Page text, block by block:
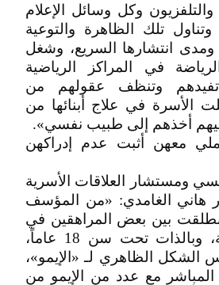
والتلفزيون وكل وسائل الإعلام
وتناول تلك الظاهرة والتوعية
ومدى انتشارها السريع، وشغل
في المراكز الرياضية
تفيدهم وتنظف عقولهم من
الأسرة في علاج أبنائها من
أخذهم إلى طبيب نفسي».
معهن أثبت عدم إدراكهن
ومستشار العلاقات الأسرية
هاني الغامدي: «من المؤسف
بين بعض المراهقين في
المجتمعات العربية، وبالذات تحت سن 18 عاماً،
الشكل الظاهري لـ «الإيمو»،
مع عدد من الإيمو من